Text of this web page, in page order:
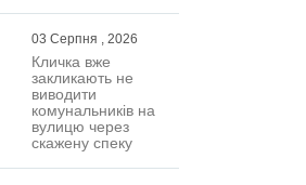
03 Серпня , 2026
Кличка вже
закликають не
виводити
комунальників на
вулицю через
скажену спеку